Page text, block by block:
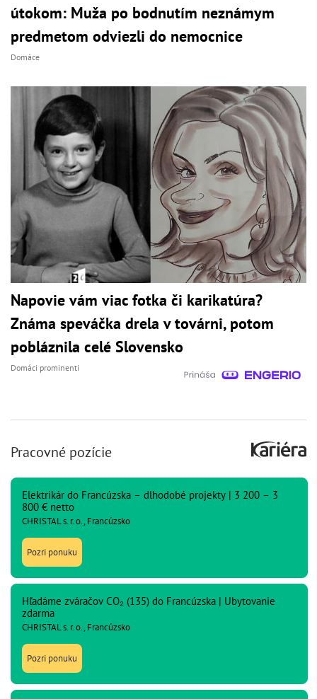
útokom: Muža po bodnutím neznámym
predmetom odviezli do nemocnice
Domáce
Napovie vám viac fotka či karikatúra?
Známa speváčka drela v továrni, potom
pobláznila celé Slovensko
Domáci prominenti
Pracovné pozície
Elektrikár do Francúzska – dlhodobé projekty | 3 200 – 3
800 € netto
CHRISTAL s. r. o., Francúzsko
Pozri ponuku
Hľadáme zváračov CO₂ (135) do Francúzska | Ubytovanie
zdarma
CHRISTAL s. r. o., Francúzsko
Pozri ponuku